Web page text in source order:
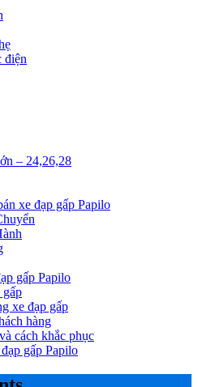
điện
– 24,26,28
xe đạp gấp Papilo
gấp Papilo
gấp
xe đạp gấp
hàng
cách khắc phục
gấp Papilo